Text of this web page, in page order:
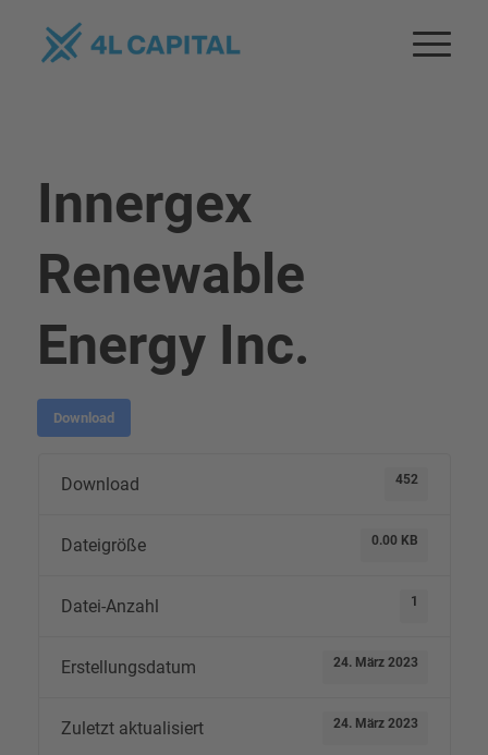
Innergex
Renewable
Energy Inc.
Download
Download 452
Dateigröße 0.00 KB
Datei-Anzahl 1
Erstellungsdatum 24. März 2023
Zuletzt aktualisiert 24. März 2023